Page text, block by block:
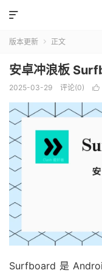

版本更新  正文
安卓冲浪板
2025-03-29 评论(0) 
Surfboard 是